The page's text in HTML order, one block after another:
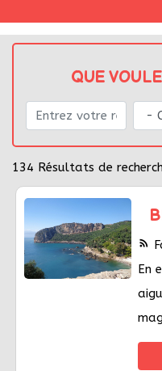
QUE
134 Résultats de
rss_feed
En